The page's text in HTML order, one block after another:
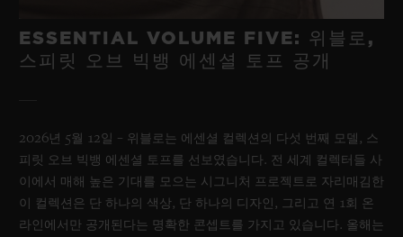
ESSENTIAL VOLUME FIVE: 위블로,
스피릿 오브 빅뱅 에센셜 토프 공개
2026년 5월 12일 – 위블로는 에센셜 컬렉션의 다섯 번째 모델, 스
피릿 오브 빅뱅 에센셜 토프를 선보였습니다. 전 세계 컬렉터들 사
이에서 매해 높은 기대를 모으는 시그니처 프로젝트로 자리매김한
이 컬렉션은 단 하나의 색상, 단 하나의 디자인, 그리고 연 1회 온
라인에서만 공개된다는 명확한 콘셉트를 가지고 있습니다. 올해는